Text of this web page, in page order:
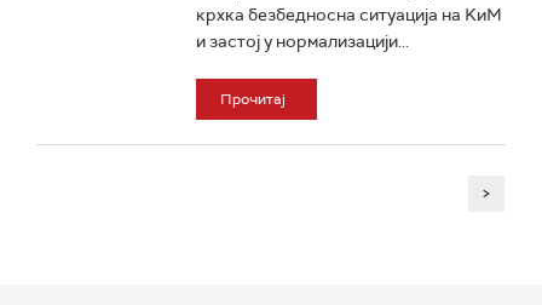
крхка безбедносна ситуација на KиМ
и застој у нормализацији...
Прочитај
>